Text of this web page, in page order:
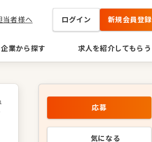
当者様へ ログイン 新規会員登録
企業から探す 求人を紹介してもらう
応募
気になる